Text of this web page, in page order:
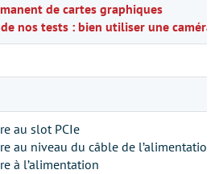
de cartes graphiques
de nos tests : bien utiliser une
au slot PCIe
au niveau du câble de l’alimentation
à l’alimentation